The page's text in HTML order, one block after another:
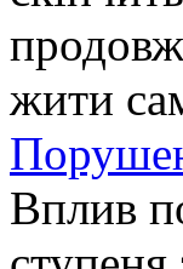
жити
Вплив